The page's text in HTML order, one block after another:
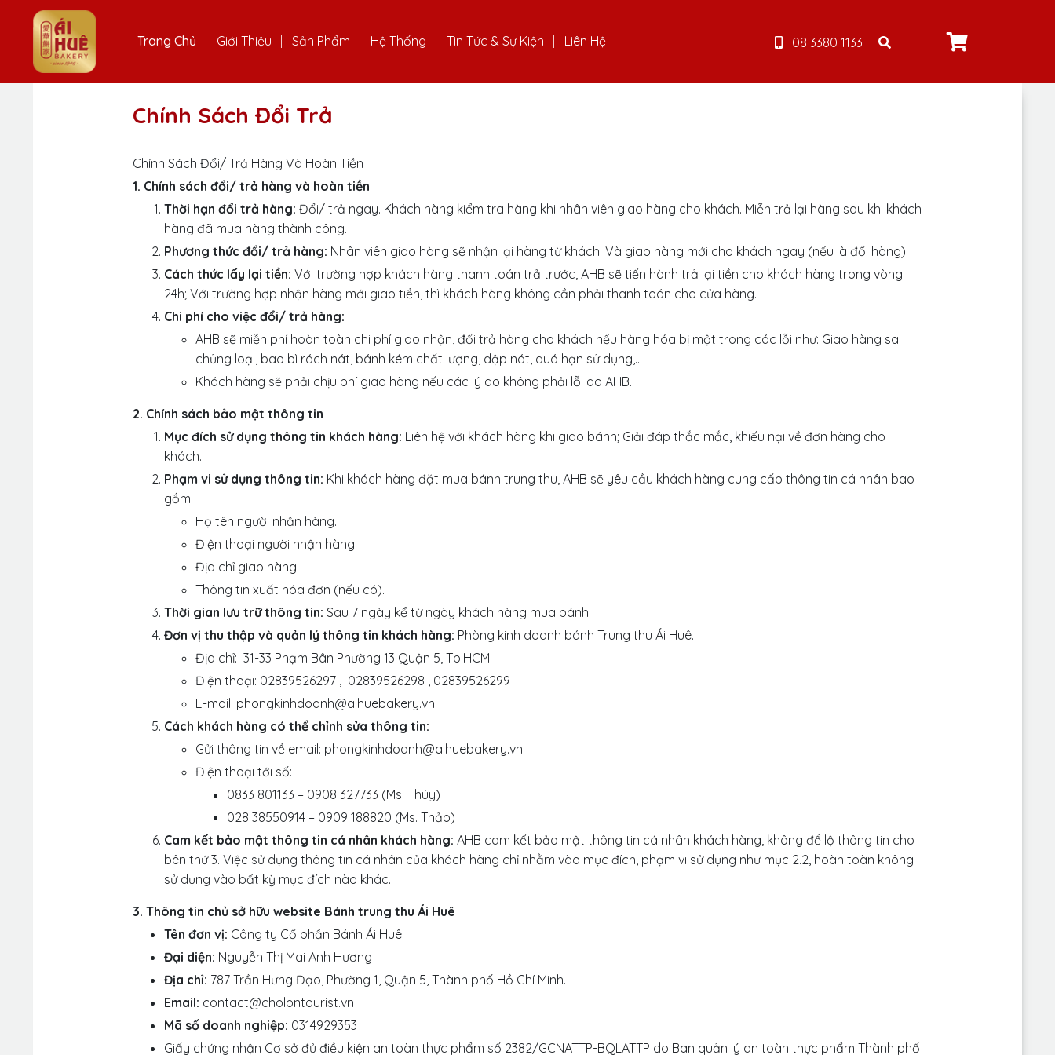
Trang Chủ Giới Thiệu Sản Phẩm Hệ Thống Tin Tức & Sự Kiện Liên Hệ 08 3380 1133
Chính Sách Đổi Trả
Chính Sách Đổi/ Trả Hàng Và Hoàn Tiền
1. Chính sách đổi/ trả hàng và hoàn tiền
Thời hạn đổi trả hàng: Đổi/ trả ngay. Khách hàng kiểm tra hàng khi nhân viên giao hàng cho khách. Miễn trả lại hàng sau khi khách
hàng đã mua hàng thành công.
Phương thức đổi/ trả hàng: Nhân viên giao hàng sẽ nhận lại hàng từ khách. Và giao hàng mới cho khách ngay (nếu là đổi hàng).
Cách thức lấy lại tiền: Với trường hợp khách hàng thanh toán trả trước, AHB sẽ tiến hành trả lại tiền cho khách hàng trong vòng
24h; Với trường hợp nhận hàng mới giao tiền, thì khách hàng không cần phải thanh toán cho cửa hàng.
Chi phí cho việc đổi/ trả hàng:
AHB sẽ miễn phí hoàn toàn chi phí giao nhận, đổi trả hàng cho khách nếu hàng hóa bị một trong các lỗi như: Giao hàng sai
chủng loại, bao bì rách nát, bánh kém chất lượng, dập nát, quá hạn sử dụng,…
Khách hàng sẽ phải chịu phí giao hàng nếu các lý do không phải lỗi do AHB.
2. Chính sách bảo mật thông tin
Mục đích sử dụng thông tin khách hàng: Liên hệ với khách hàng khi giao bánh; Giải đáp thắc mắc, khiếu nại về đơn hàng cho
khách.
Phạm vi sử dụng thông tin: Khi khách hàng đặt mua bánh trung thu, AHB sẽ yêu cầu khách hàng cung cấp thông tin cá nhân bao
gồm:
Họ tên người nhận hàng.
Điện thoại người nhận hàng.
Địa chỉ giao hàng.
Thông tin xuất hóa đơn (nếu có).
Thời gian lưu trữ thông tin: Sau 7 ngày kể từ ngày khách hàng mua bánh.
Đơn vị thu thập và quản lý thông tin khách hàng: Phòng kinh doanh bánh Trung thu Ái Huê.
Địa chỉ: 31-33 Phạm Bân Phường 13 Quận 5, Tp.HCM
Điện thoại: 02839526297 , 02839526298 , 02839526299
E-mail: phongkinhdoanh@aihuebakery.vn
Cách khách hàng có thể chỉnh sửa thông tin:
Gửi thông tin về email: phongkinhdoanh@aihuebakery.vn
Điện thoại tới số:
0833 801133 – 0908 327733 (Ms. Thúy)
028 38550914 – 0909 188820 (Ms. Thảo)
Cam kết bảo mật thông tin cá nhân khách hàng: AHB cam kết bảo mật thông tin cá nhân khách hàng, không để lộ thông tin cho
bên thứ 3. Việc sử dụng thông tin cá nhân của khách hàng chỉ nhằm vào mục đích, phạm vi sử dụng như mục 2.2, hoàn toàn không
sử dụng vào bất kỳ mục đích nào khác.
3. Thông tin chủ sở hữu website Bánh trung thu Ái Huê
Tên đơn vị: Công ty Cổ phần Bánh Ái Huê
Đại diện: Nguyễn Thị Mai Anh Hương
Địa chỉ: 787 Trần Hưng Đạo, Phường 1, Quận 5, Thành phố Hồ Chí Minh.
Email: contact@cholontourist.vn
Mã số doanh nghiệp: 0314929353
Giấy chứng nhận Cơ sở đủ điều kiện an toàn thực phẩm số 2382/GCNATTP-BQLATTP do Ban quản lý an toàn thực phẩm Thành phố